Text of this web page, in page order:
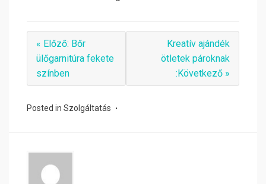
« Előző: Bőr
ülőgarnitúra fekete
színben
Kreatív ajándék
ötletek pároknak
:Következő »
Posted in Szolgáltatás